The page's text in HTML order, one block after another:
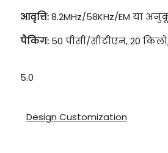
आवृत्ति:8.2MHz/58KHz/EM या
पैकिंग: 50 पीसी/सीटीएन, 20
5.0
Design Customization